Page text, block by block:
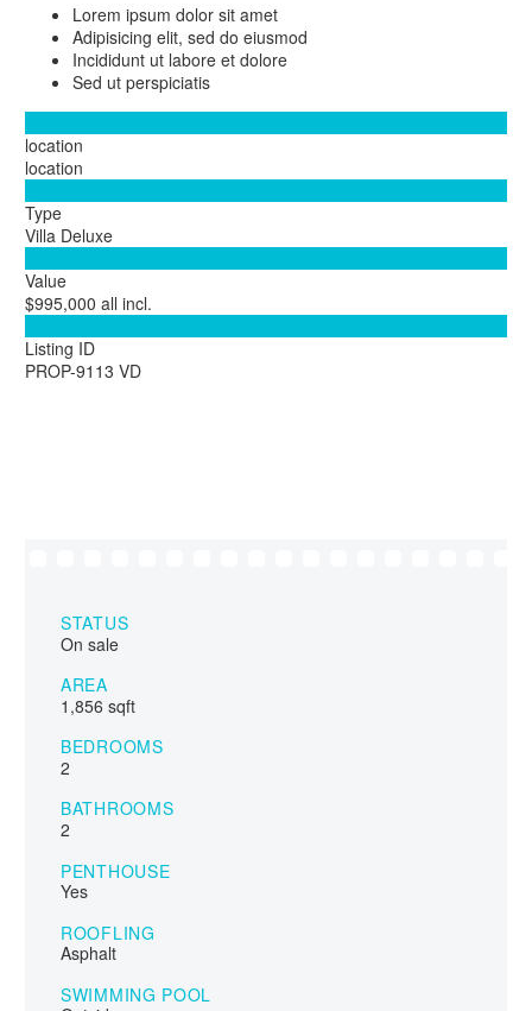
Lorem ipsum dolor sit amet
Adipisicing elit, sed do eiusmod
Incididunt ut labore et dolore
Sed ut perspiciatis
location
location
Type
Villa Deluxe
Value
$995,000 all incl.
Listing ID
PROP-9113 VD
STATUS
On sale
AREA
1,856 sqft
BEDROOMS
2
BATHROOMS
2
PENTHOUSE
Yes
ROOFLING
Asphalt
SWIMMING POOL